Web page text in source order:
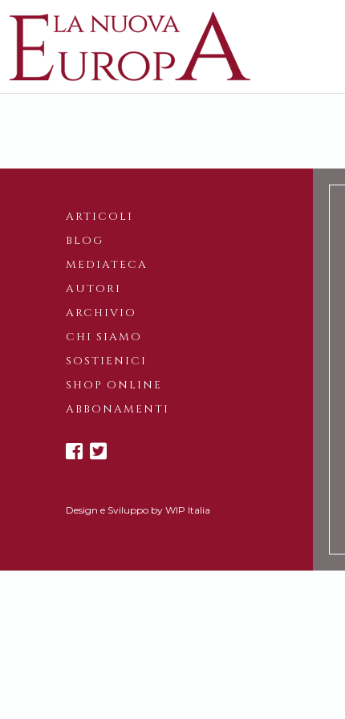
ARTICOLI
BLOG
MEDIATECA
AUTORI
ARCHIVIO
CHI SIAMO
SOSTIENICI
SHOP ONLINE
ABBONAMENTI
Design e Sviluppo by WIP Italia